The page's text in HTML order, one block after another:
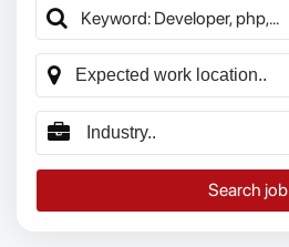
Search job